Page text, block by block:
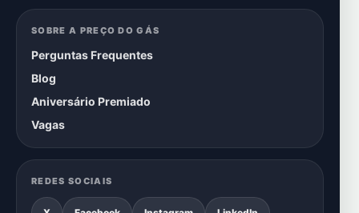
SOBRE A PREÇO DO GÁS
Perguntas Frequentes
Blog
Aniversário Premiado
Vagas
REDES SOCIAIS